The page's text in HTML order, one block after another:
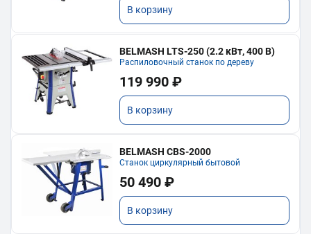
В корзину
BELMASH LTS-250 (2.2 кВт, 400 В)
Распиловочный станок по дереву
119 990 ₽
В корзину
BELMASH CBS-2000
Станок циркулярный бытовой
50 490 ₽
В корзину